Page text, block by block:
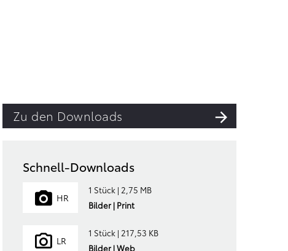
Zu den Downloads
Schnell-Downloads
HR
1 Stück | 2,75 MB
Bilder | Print
LR
1 Stück | 217,53 KB
Bilder | Web